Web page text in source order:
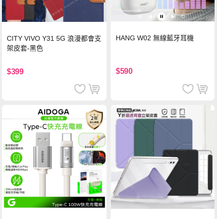
CITY VIVO Y31 5G 浪漫都會支
架皮套-黑色
$399
HANG W02 無線藍牙耳機
$590